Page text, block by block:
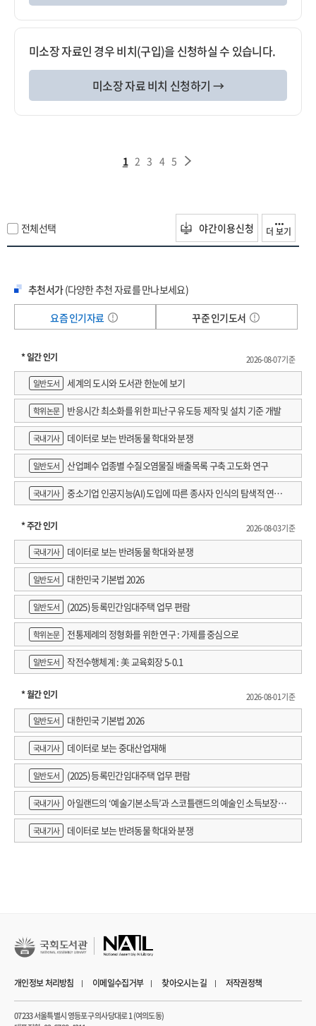
미소장 자료인 경우 비치(구입)을 신청하실 수 있습니다.
미소장 자료 비치 신청하기 →
1 2 3 4 5
전체선택 야간이용신청 더 보기
추천서가(다양한 추천 자료를 만나보세요)
요즘 인기자료
꾸준 인기도서
* 일간 인기
2026-08-07 기준
일반도서
세계의 도시와 도서관 한눈에 보기
학위논문 반응시간 최소화를 위한 피난구 유도등 제작 및 설치 기준 개발
국내기사 데이터로 보는 반려동물 학대와 분쟁
일반도서 산업폐수 업종별 수질오염물질 배출목록 구축 고도화 연구
국내기사
중소기업 인공지능(AI) 도입에 따른 종사자 인식의 탐색적 연구 :
* 주간 인기
2026-08-03 기준
국내기사
데이터로 보는 반려동물 학대와 분쟁
일반도서 대한민국 기본법 2026
일반도서 (2025) 등록민간임대주택 업무 편람
학위논문 전통제례의 정형화를 위한 연구 : 가제를 중심으로
일반도서 작전수행체계 : 美 교육회장 5-0.1
* 월간 인기
2026-08-01 기준
일반도서
대한민국 기본법 2026
국내기사 데이터로 보는 중대산업재해
일반도서 (2025) 등록민간임대주택 업무 편람
국내기사
아일랜드의 ‘예술기본소득’과 스코틀랜드의 예술인 소득보장정
책 논의
국내기사 데이터로 보는 반려동물 학대와 분쟁
개인정보 처리방침 이메일수집거부 찾아오시는 길 저작권정책
07233 서울특별시 영등포구 의사당대로 1 (여의도동)